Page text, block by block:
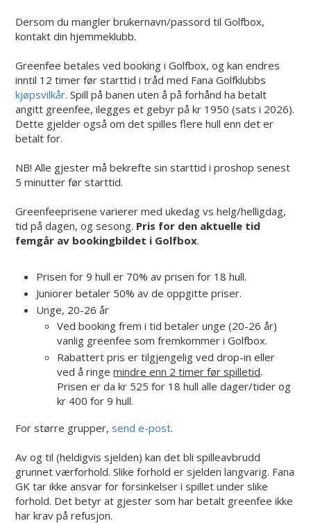
Dersom du mangler brukernavn/passord til Golfbox,
kontakt din hjemmeklubb.
Greenfee betales ved booking i Golfbox, og kan endres
inntil 12 timer før starttid i tråd med Fana Golfklubbs
kjøpsvilkår. Spill på banen uten å på forhånd ha betalt
angitt greenfee, ilegges et gebyr på kr 1950 (sats i 2026).
Dette gjelder også om det spilles flere hull enn det er
betalt for.
NB! Alle gjester må bekrefte sin starttid i proshop senest
5 minutter før starttid.
Greenfeeprisene varierer med ukedag vs helg/helligdag,
tid på dagen, og sesong. Pris for den aktuelle tid
femgår av bookingbildet i Golfbox.
Prisen for 9 hull er 70% av prisen for 18 hull.
Juniorer betaler 50% av de oppgitte priser.
Unge, 20-26 år
Ved booking frem i tid betaler unge (20-26 år)
vanlig greenfee som fremkommer i Golfbox.
Rabattert pris er tilgjengelig ved drop-in eller
ved å ringemindre enn 2 timer før spilletid.
Prisen er da kr 525 for 18 hull alle dager/tider og
kr 400 for 9 hull.
For større grupper,send e-post.
Av og til (heldigvis sjelden) kan det bli spilleavbrudd
grunnet værforhold. Slike forhold er sjelden langvarig. Fana
GK tar ikke ansvar for forsinkelser i spillet under slike
forhold. Det betyr at gjester som har betalt greenfee ikke
har krav på refusjon.